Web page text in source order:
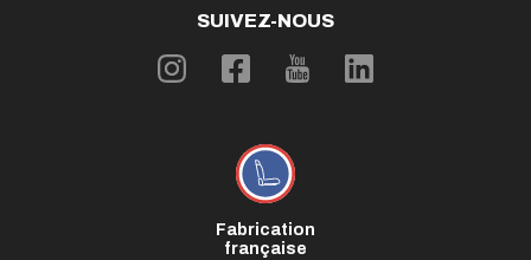
SUIVEZ-NOUS
Fabrication
française